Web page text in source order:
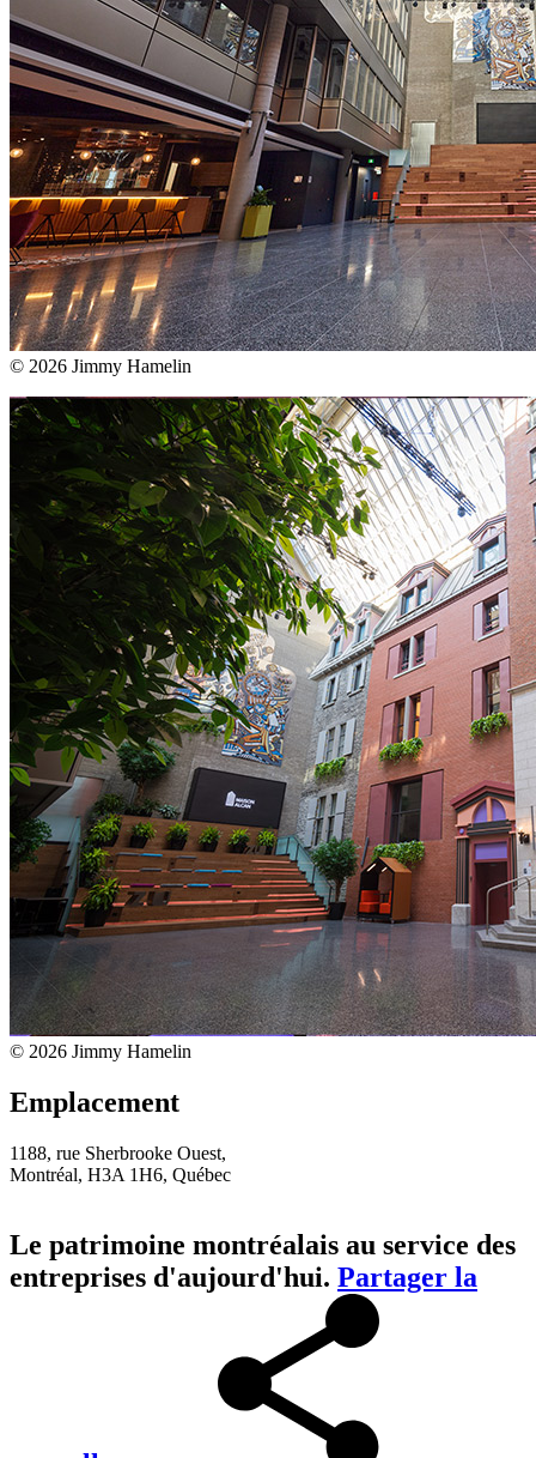
© 2026 Jimmy Hamelin
© 2026 Jimmy Hamelin
Emplacement
1188, rue Sherbrooke Ouest,
Montréal, H3A 1H6, Québec
Le patrimoine montréalais au service des
entreprises d'aujourd'hui. Partager la